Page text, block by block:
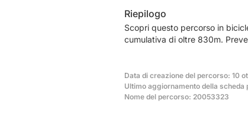
Riepilogo
Scopri questo percorso in
cumulativa di oltre 830m.
Data di creazione del percorso: 10
Ultimo aggiornamento della
Nome del percorso: 20053323